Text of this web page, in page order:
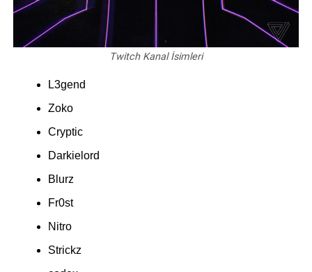
Twitch Kanal İsimleri
L3gend
Zoko
Cryptic
Darkielord
Blurz
Fr0st
Nitro
Strickz